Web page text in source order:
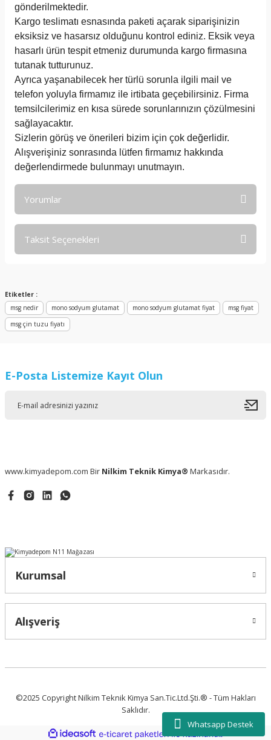
Whatsapp Destek
gönderilmektedir.
Kargo teslimatı esnasında paketi açarak siparişinizin
eksiksiz ve hasarsız olduğunu kontrol ediniz. Eksik veya
hasarlı ürün tespit etmeniz durumunda kargo firmasına
tutanak tutturunuz.
Ayrıca yaşanabilecek her türlü sorunla ilgili mail ve
telefon yoluyla firmamız ile irtibata geçebilirsiniz. Firma
temsilcilerimiz en kısa sürede sorunlarınızın çözülmesini
sağlayacaktır.
Sizlerin görüş ve önerileri bizim için çok değerlidir.
Alışverişiniz sonrasında lütfen firmamız hakkında
değerlendirmede bulunmayı unutmayın.
Yorumlar
Taksit Seçenekleri
Etiketler :
msg nedir
mono sodyum glutamat mono sodyum glutamat fiyat
msg fiyat
msg çin tuzu fiyatı
E-Posta Listemize Kayıt Olun
www.kimyadepom.com Bir Nilkim Teknik Kimya® Markasıdır.
Kurumsal
Alışveriş
©2025 Copyright Nilkim Teknik Kimya San.Tic.Ltd.Şti.® - Tüm Hakları
Saklıdır.
ideasoft